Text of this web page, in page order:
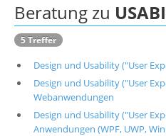
Individuelle
Wissen
Über uns
Beratung zu
5 Treffer
Design und Usability ("User
Design und Usability ("User
Webanwendungen
Design und Usability ("User
Anwendungen (WPF, UWP,